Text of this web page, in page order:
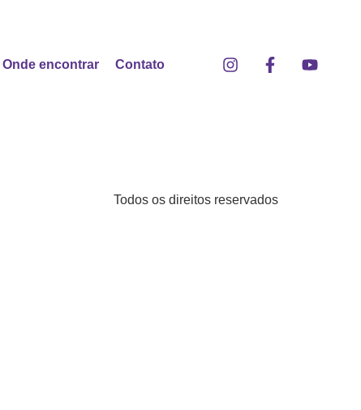
Onde encontrar Contato
Todos os direitos reservados